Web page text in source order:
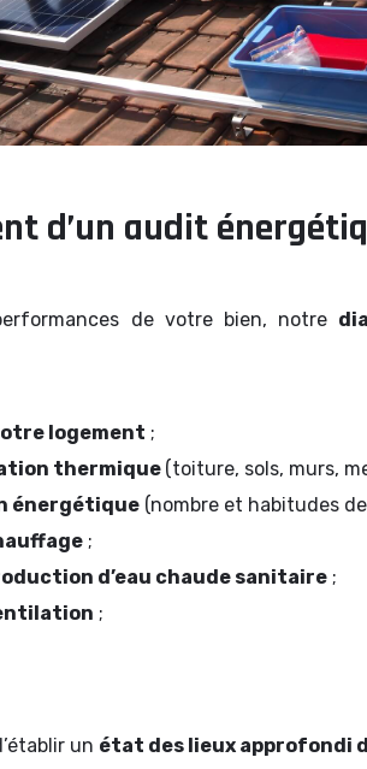
d’un audit
de votre bien, notre
logement ;
thermique (toiture, sols, murs,
énergétique (nombre et habitudes
;
d’eau chaude sanitaire ;
;
un état des lieux approfondi